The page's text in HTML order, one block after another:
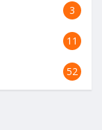
3
11
52